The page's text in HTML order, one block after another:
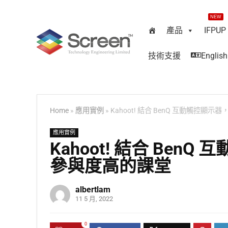
產品
NEW
IFPUP
技術支援 English
Home » 應用實例 » Kahoot! 結合 BenQ 互動觸控顯示器
應用實例
Kahoot! 結合 BenQ 互
參與度高的課堂
albertlam
11 5 月, 2022
0